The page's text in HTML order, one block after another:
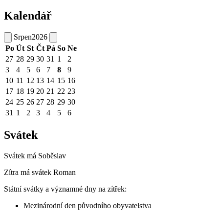
Kalendář
Srpen2026
Po Út St Čt Pá So Ne
27 28 29 30 31 1
2
3
4 5 6 7 8
9
10 11 12 13 14 15 16
17 18 19 20 21 22 23
24 25 26 27 28 29 30
31 1 2 3 4 5 6
Svátek
Svátek má Soběslav
Zítra má svátek Roman
Státní svátky a významné dny na zítřek:
Mezinárodní den původního obyvatelstva